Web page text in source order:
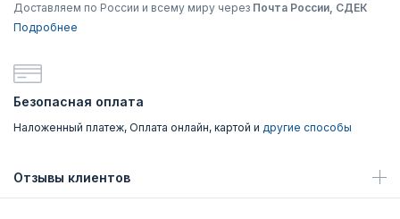
Доставляем по России и всему миру через Почта России, СДЕК
Подробнее
Безопасная оплата
Наложенный платеж, Оплата онлайн, картой и другие способы
Отзывы клиентов